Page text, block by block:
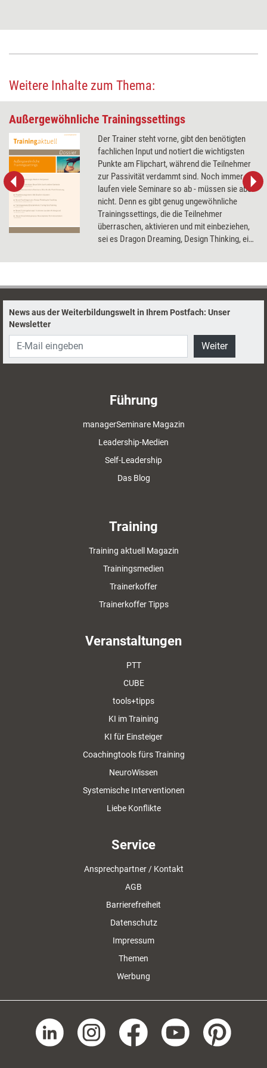
Weitere Inhalte zum Thema:
Außergewöhnliche Trainingssettings
Der Trainer steht vorne, gibt den benötigten
fachlichen Input und notiert die wichtigsten
Punkte am Flipchart, während die Teilnehmer
zur Passivität verdammt sind. Noch immer
laufen viele Seminare so ab - müssen sie aber
nicht. Denn es gibt genug ungewöhnliche
Trainingssettings, die die Teilnehmer
überraschen, aktivieren und mit einbeziehen,
sei es Dragon Dreaming, Design Thinking, eine
Dramaturgie. Das Dossier stellt Ansätze für
News aus der Weiterbildungswelt in Ihrem Postfach: Unser
Newsletter
Weiter
Führung
managerSeminare Magazin
Leadership-Medien
Self-Leadership
Das Blog
Training
Training aktuell Magazin
Trainingsmedien
Trainerkoffer
Trainerkoffer Tipps
Veranstaltungen
PTT
CUBE
tools+tipps
KI im Training
KI für Einsteiger
Coachingtools fürs Training
NeuroWissen
Systemische Interventionen
Liebe Konflikte
Service
Ansprechpartner / Kontakt
AGB
Barrierefreiheit
Datenschutz
Impressum
Themen
Werbung